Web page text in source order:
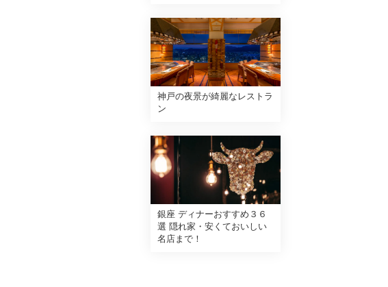
神戸の夜景が綺麗なレストラ
ン
銀座 ディナーおすすめ３６
選 隠れ家・安くておいしい
名店まで！